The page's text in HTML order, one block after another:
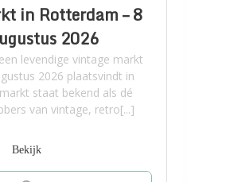
in Rotterdam – 8
2026
levendige vintage markt
2026 plaatsvindt in
staat bekend als dé
van vintage, retro[...]
Bekijk